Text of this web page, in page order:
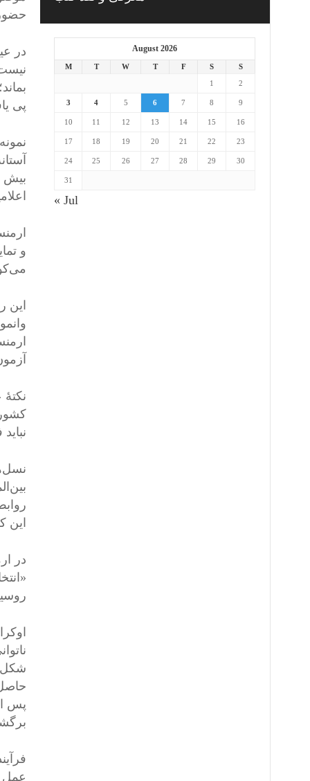
در
پی
و
این
این
در
عمل
August 2026
M T W T F S
S
1
2
3 4 5 6 7 8 9
10 11 12 13 14 15 16
17 18 19 20 21 22 23
24 25 26 27 28 29 30
31
« Jul